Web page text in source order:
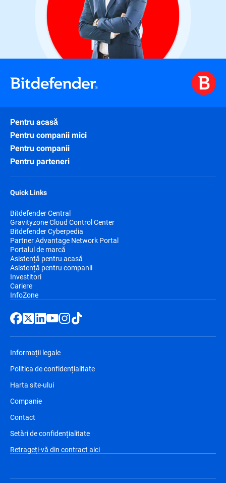
Pentru acasă
Pentru companii mici
Pentru companii
Pentru parteneri
Quick Links
Bitdefender Central
Gravityzone Cloud Control Center
Bitdefender Cyberpedia
Partner Advantage Network Portal
Portalul de marcă
Asistență pentru acasă
Asistență pentru companii
Investitori
Cariere
InfoZone
Informații legale
Politica de confidențialitate
Harta site-ului
Companie
Contact
Setări de confidențialitate
Retrageți-vă din contract aici